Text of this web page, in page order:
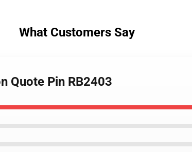
What Customers Say
Quote Pin RB2403